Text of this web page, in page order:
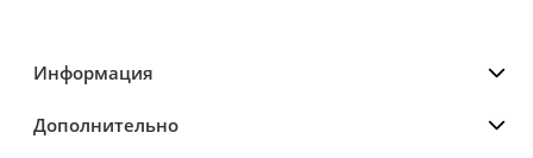
Информация
Дополнительно